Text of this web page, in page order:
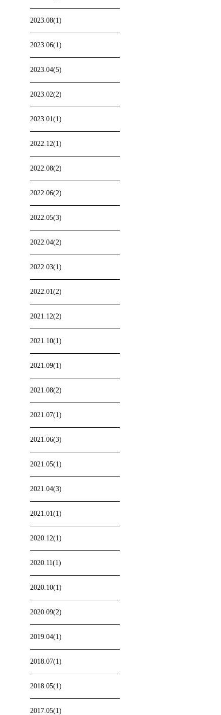
2023.08(1)
2023.06(1)
2023.04(5)
2023.02(2)
2023.01(1)
2022.12(1)
2022.08(2)
2022.06(2)
2022.05(3)
2022.04(2)
2022.03(1)
2022.01(2)
2021.12(2)
2021.10(1)
2021.09(1)
2021.08(2)
2021.07(1)
2021.06(3)
2021.05(1)
2021.04(3)
2021.01(1)
2020.12(1)
2020.11(1)
2020.10(1)
2020.09(2)
2019.04(1)
2018.07(1)
2018.05(1)
2017.05(1)